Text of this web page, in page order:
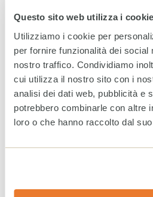
Questo sito web utilizza i cookie
Utilizziamo i cookie per
per fornire funzionalità dei social
nostro traffico. Condividiamo
cui utilizza il nostro sito con i
analisi dei dati web, pubblicità e
potrebbero combinarle con altre
loro o che hanno raccolto dal
costa nulla
Emergenze, povertà,
bambini più vulnerabili del
attanagliati da una morsa
fisici e psicologici che li
d’affetto, accoglienza e
Firma la
Codice Fiscale